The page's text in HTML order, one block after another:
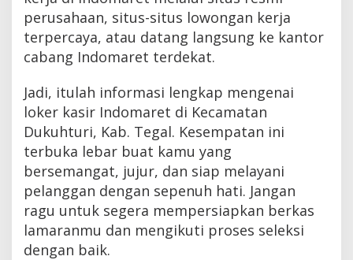
perusahaan, situs-situs lowongan kerja
terpercaya, atau datang langsung ke kantor
cabang Indomaret terdekat.
Jadi, itulah informasi lengkap mengenai
loker kasir Indomaret di Kecamatan
Dukuhturi, Kab. Tegal. Kesempatan ini
terbuka lebar buat kamu yang
bersemangat, jujur, dan siap melayani
pelanggan dengan sepenuh hati. Jangan
ragu untuk segera mempersiapkan berkas
lamaranmu dan mengikuti proses seleksi
dengan baik.